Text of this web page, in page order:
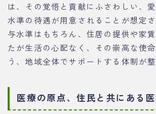
は、その覚悟と貢献にふさわしい、
水準の待遇が用意されることが想定
与水準はもちろん、住居の提供や家
たが生活の心配なく、その崇高な使
う、地域全体でサポートする体制が整
医療の原点、住民と共にある